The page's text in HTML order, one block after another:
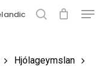
Loka
Hjólageymslan